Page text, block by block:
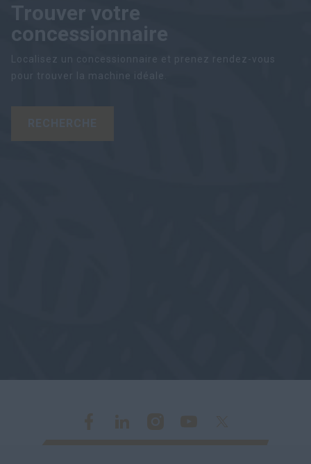
Trouver votre
concessionnaire
Localisez un concessionnaire et prenez rendez-vous
pour trouver la machine idéale.